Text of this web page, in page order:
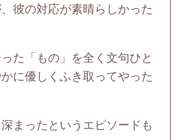
彼の対応が素晴らしかった
た「もの」を全く文句ひと
に優しくふき取ってやった
まったというエピソードも